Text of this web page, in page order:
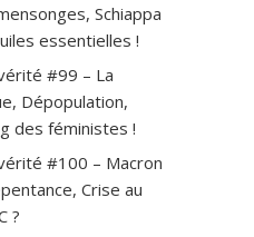
Schiappa
essentielles !
#99 – La
Dépopulation,
des féministes !
#100 – Macron
Crise au
?